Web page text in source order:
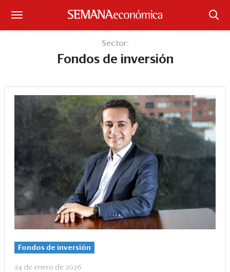
Iniciar sesión
Portada
¿Qué está pasando?
Sectores y Empresas
Economía y Finanzas
Legal y Política
Eventos
Blogs
Sector:
Fondos de inversión
Fondos de inversión
24 de enero de 2026